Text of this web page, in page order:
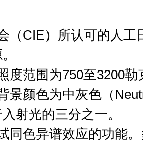
（CIE）所认可的人工
度范围为750至3200
景颜色为中灰色（
射光的三分之一。
同色异谱效应的功能